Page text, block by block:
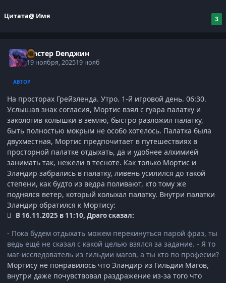
Цитата@ Имя 3
Мастер Denджин
19 ноября, 202519 нояб
АВТОР
На просторах Грейзленда. Утро. 1-й игровой день. 06:30.
Услышав знак согласия, Мортис взял с гуара палатку и
заколотив колышки в землю, быстро разложил палатку,
быть полностью мокрым не особо хотелось. Палатка была
двухместная, Мортис предпочитает в путешествиях в
просторной палатке отдыхать, да и удобнее алхимией
занимать так, нежели в тесноте. Как только Мортис и
Эландир забрались в палатку, ливень усилился до такой
степени, как будто из ведра поливают, кто тому же
поднялся ветер, который колыхал палатку. Внутри палатки
Эландир обратился к Мортису:
В 16.11.2025 в 11:10, Драго сказал:
- Пока будем отдыхать можем перекинуться парой фраз, ты
ведь ещё не сказал с какой целью взялся за задание. - Я то
маг-исследователь из гильдии магов, а ты кто по професии?
‎Мортису не понравилось что Эландир из Гильдии Магов,
внутри даже почувствовал раздражение из-за того что